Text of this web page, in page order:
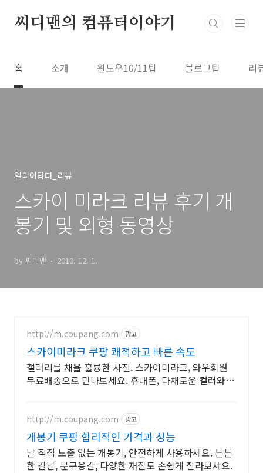
씨디맨의 컴퓨터이야기
홈 소개 윈도우10/11팁 블로그팁 리
얼리어답터_리뷰
스카이 미라크 리뷰 후기 개
봉기 및 외형 동영상
by 씨디맨 2010. 12. 1.
http://m.coupang.com 광고
스카이미라크 쿠팡 쾌적하고 빠른 속도
갤러리를 채울 훌륭한 사진. 스카이미라크, 와우회원
무료배송으로 만나보세요. 휴대폰, 다채로운 컬러와 섬
http://m.coupang.com 광고
개봉기 쿠팡 합리적인 가격과 성능
날 직접 노출 없는 개봉기, 안전하게 사용하세요. 튼튼
한 칼날, 문구용칼, 다양한 재질도 손쉽게 잘라보세요.